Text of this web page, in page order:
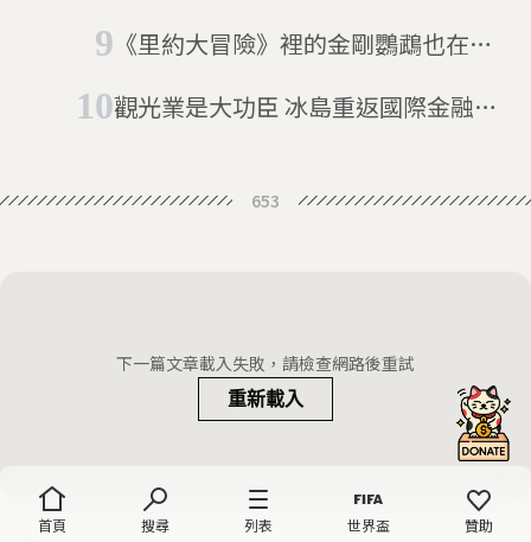
首頁 搜尋 列表 世界盃 贊助
《里約大冒險》裡的金剛鸚鵡也在其
觀光業是大功臣 冰島重返國際金融市
653
下一篇文章載入失敗，請檢查網路後重試
重新載入